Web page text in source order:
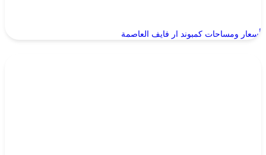
أسعار ومساحات كمبوند ار فايف العاصمة